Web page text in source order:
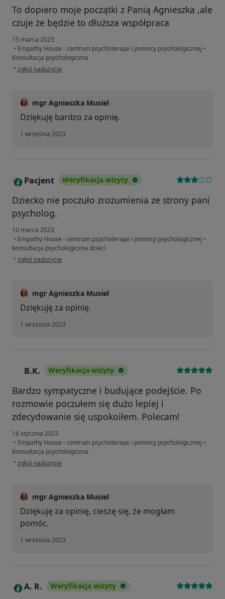
To dopiero moje początki z Panią Agnieszka ,ale
czuje że będzie to dłuższa współpraca
15 marca 2023
• Empathy House - centrum psychoterapii i pomocy psychologicznej •
Konsultacja psychologiczna
• w opinii użytkownika Paulina
zgłoś nadużycie
mgr Agnieszka Musiel
Dziękuję bardzo za opinię.
1 września 2023
Pacjent Weryfikacja wizyty
Dziecko nie poczuło zrozumienia ze strony pani
psycholog.
10 marca 2023
• Empathy House - centrum psychoterapii i pomocy psychologicznej •
konsultacja psychologiczna dzieci
• w opinii użytkownika Pacjent
zgłoś nadużycie
mgr Agnieszka Musiel
Dziękuję za opinię.
1 września 2023
B.K. Weryfikacja wizyty
Bardzo sympatyczne i budujące podejście. Po
rozmowie poczułem się dużo lepiej i
zdecydowanie się uspokoiłem. Polecam!
16 stycznia 2023
• Empathy House - centrum psychoterapii i pomocy psychologicznej •
Konsultacja psychologiczna
• w opinii użytkownika B.K.
zgłoś nadużycie
mgr Agnieszka Musiel
Dziękuję za opinię, cieszę się, że mogłam
pomóc.
1 września 2023
A A. R. Weryfikacja wizyty